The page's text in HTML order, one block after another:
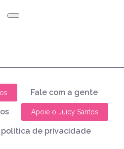
Fale com a gente
Apoie o Juicy Santos
política de privacidade